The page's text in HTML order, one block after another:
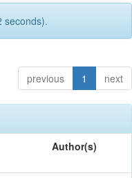
seconds).
previous 1 next
Author(s)